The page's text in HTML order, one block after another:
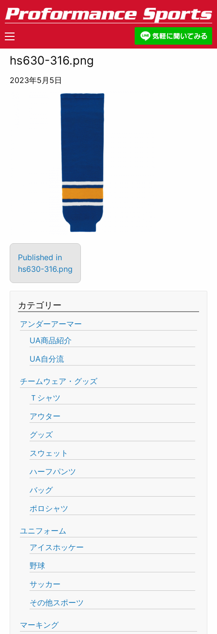
hs630-316.png
2023年5月5日
Published in
hs630-316.png
カテゴリー
アンダーアーマー
UA商品紹介
UA自分流
チームウェア・グッズ
Ｔシャツ
アウター
グッズ
スウェット
ハーフパンツ
バッグ
ポロシャツ
ユニフォーム
アイスホッケー
野球
サッカー
その他スポーツ
マーキング